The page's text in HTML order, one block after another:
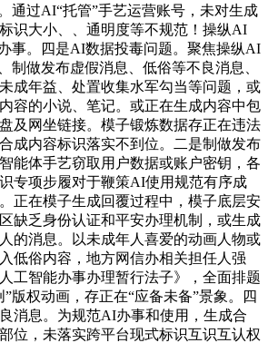
通过AI“托管”手艺运营账号，未对生成
识大小、、通明度等不规范！操纵AI
事。四是AI数据投毒问题。聚焦操纵AI
制做发布虚假消息、低俗等不良消息、
成年益、处置收集水军勾当等问题，或
容的小说、笔记。或正在生成内容中包
及网坐链接。模子锻炼数据存正在违法
成内容标识落实不到位。二是制做发布
能体手艺窃取用户数据或账户密钥，各
专项步履对于鞭策AI使用规范有序成
正在模子生成回覆过程中，模子底层安
缺乏身份认证和平安办理机制，或生成
的消息。以未成年人喜爱的动画人物或
低俗内容，地方网信办相关担任人强
工智能办事办理暂行法子》，全面排题
版权动画，存正在“应备未备”景象。四
消息。为规范AI办事和使用，生成合
位，未落实跨平台现式标识互识互认权